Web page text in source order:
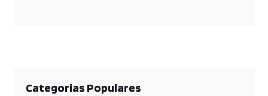
Categorias Populares